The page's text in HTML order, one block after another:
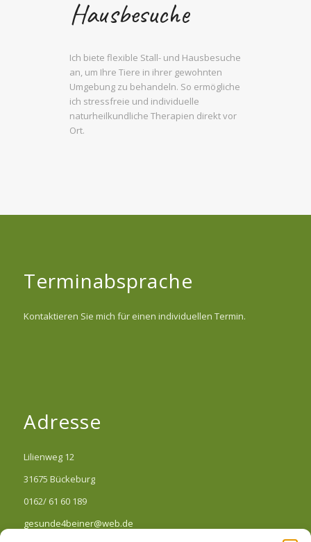
Hausbesuche
Ich biete flexible Stall- und Hausbesuche
an, um Ihre Tiere in ihrer gewohnten
Umgebung zu behandeln. So ermögliche
ich stressfreie und individuelle
naturheilkundliche Therapien direkt vor
Ort.
Terminabsprache
Kontaktieren Sie mich für einen individuellen Termin.
Adresse
Lilienweg 12
31675 Bückeburg
0162/ 61 60 189
gesunde4beiner@web.de